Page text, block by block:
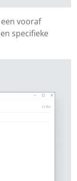
vooraf
specifieke